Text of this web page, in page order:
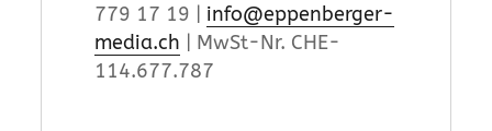
779 17 19 | info@eppenberger-
media.ch | MwSt-Nr. CHE-
114.677.787